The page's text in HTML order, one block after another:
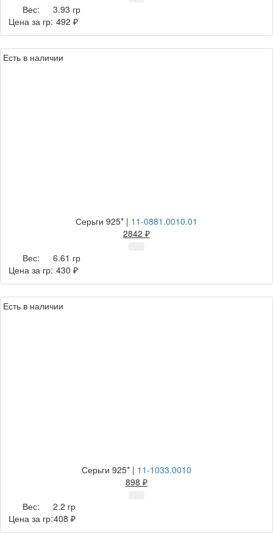
Вес:
3.93 гр
Цена за гр: 492 ₽
Есть в наличии
Серьги 925* | 11-0881.0010.01
2842 ₽
Вес:
6.61 гр
Цена за гр: 430 ₽
Есть в наличии
Серьги 925* | 11-1033.0010
898 ₽
Вес:
2.2 гр
Цена за гр:408 ₽